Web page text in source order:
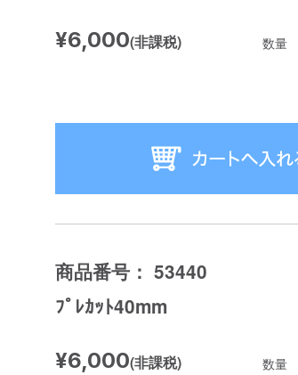
¥6,000(非課税) 数量
商品番号： 53440
ﾌﾟﾚｶｯﾄ40mm
¥6,000(非課税) 数量